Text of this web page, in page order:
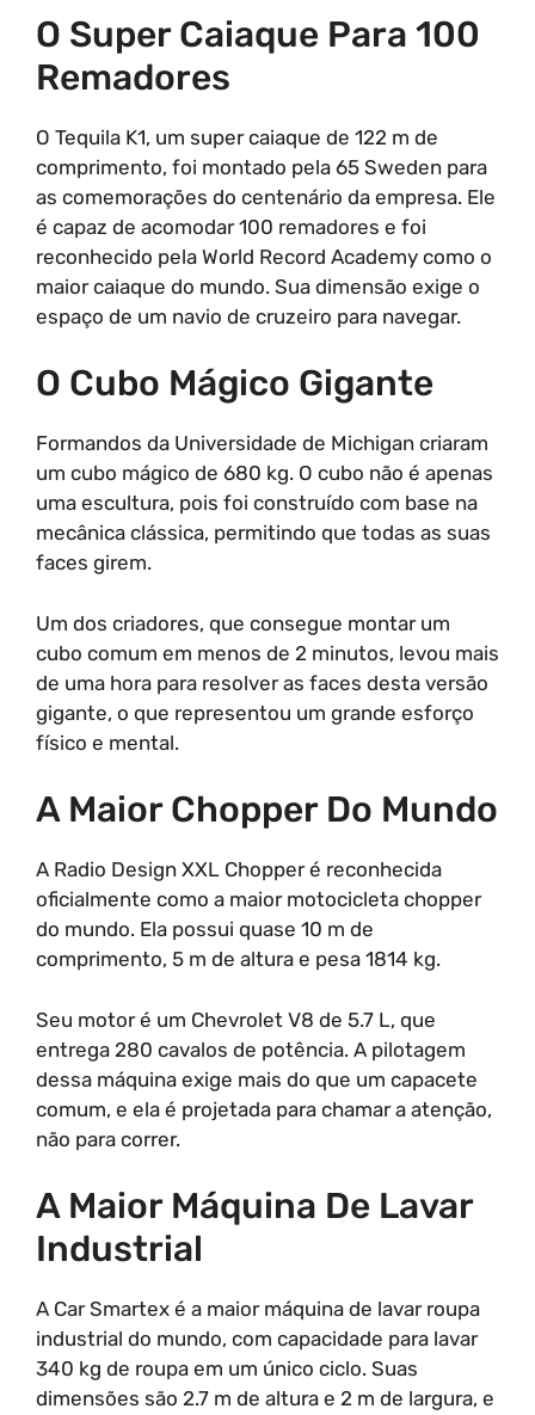
O Super Caiaque Para 100
Remadores
O Tequila K1, um super caiaque de 122 m de
comprimento, foi montado pela 65 Sweden para
as comemorações do centenário da empresa. Ele
é capaz de acomodar 100 remadores e foi
reconhecido pela World Record Academy como o
maior caiaque do mundo. Sua dimensão exige o
espaço de um navio de cruzeiro para navegar.
O Cubo Mágico Gigante
Formandos da Universidade de Michigan criaram
um cubo mágico de 680 kg. O cubo não é apenas
uma escultura, pois foi construído com base na
mecânica clássica, permitindo que todas as suas
faces girem.
Um dos criadores, que consegue montar um
cubo comum em menos de 2 minutos, levou mais
de uma hora para resolver as faces desta versão
gigante, o que representou um grande esforço
físico e mental.
A Maior Chopper Do Mundo
A Radio Design XXL Chopper é reconhecida
oficialmente como a maior motocicleta chopper
do mundo. Ela possui quase 10 m de
comprimento, 5 m de altura e pesa 1814 kg.
Seu motor é um Chevrolet V8 de 5.7 L, que
entrega 280 cavalos de potência. A pilotagem
dessa máquina exige mais do que um capacete
comum, e ela é projetada para chamar a atenção,
não para correr.
A Maior Máquina De Lavar
Industrial
A Car Smartex é a maior máquina de lavar roupa
industrial do mundo, com capacidade para lavar
340 kg de roupa em um único ciclo. Suas
dimensões são 2.7 m de altura e 2 m de largura, e